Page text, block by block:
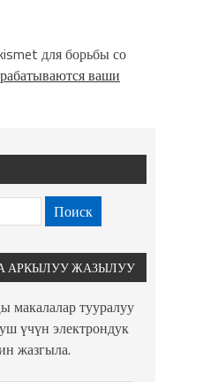
для борьбы со
ваши
АРКЫЛУУ ЖАЗЫЛУУ
макалалар тууралуу
үчүн электрондук
жазгыла.